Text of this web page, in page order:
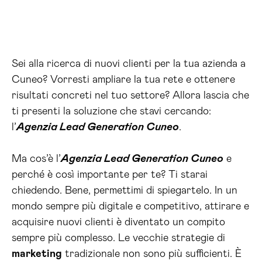
Sei alla ricerca di nuovi clienti per la tua azienda a
Cuneo? Vorresti ampliare la tua rete e ottenere
risultati concreti nel tuo settore? Allora lascia che
ti presenti la soluzione che stavi cercando:
l’Agenzia Lead Generation Cuneo.
Ma cos’è l’Agenzia Lead Generation Cuneo e
perché è così importante per te? Ti starai
chiedendo. Bene, permettimi di spiegartelo. In un
mondo sempre più digitale e competitivo, attirare e
acquisire nuovi clienti è diventato un compito
sempre più complesso. Le vecchie strategie di
marketing tradizionale non sono più sufficienti. È